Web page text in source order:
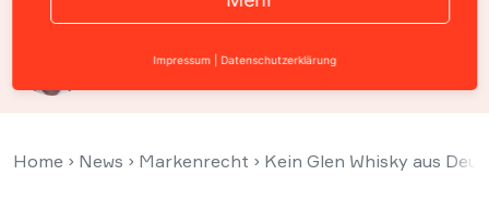
24. Januar 2022
Home › News › Markenrecht › Kein Glen Whisky aus
Impressum Datenschutzerklärung